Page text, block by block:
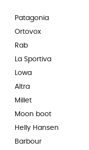
Patagonia
Ortovox
Rab
La Sportiva
Lowa
Altra
Millet
Moon boot
Helly Hansen
Barbour